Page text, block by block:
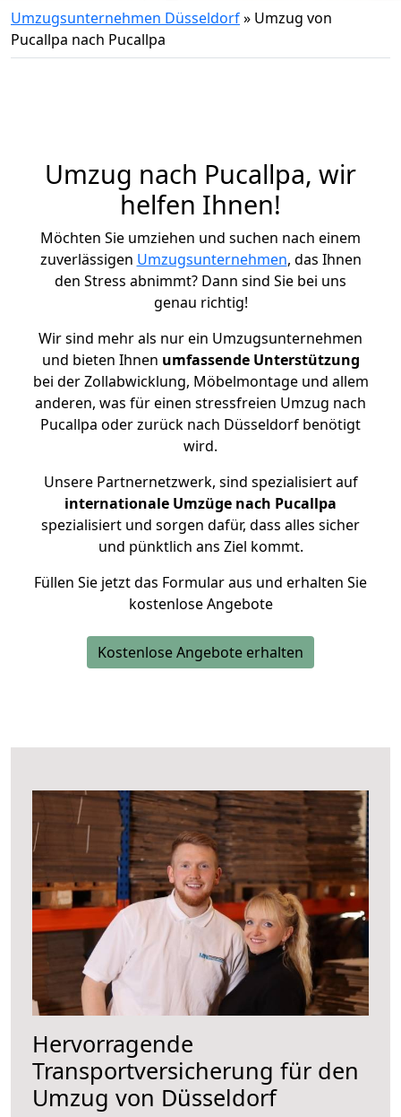
Umzugsunternehmen Düsseldorf» Umzug von
Pucallpa nach Pucallpa
Umzug nach Pucallpa, wir
helfen Ihnen!
Möchten Sie umziehen und suchen nach einem
zuverlässigen Umzugsunternehmen, das Ihnen
den Stress abnimmt? Dann sind Sie bei uns
genau richtig!
Wir sind mehr als nur ein Umzugsunternehmen
und bieten Ihnen umfassende Unterstützung
bei der Zollabwicklung, Möbelmontage und allem
anderen, was für einen stressfreien Umzug nach
Pucallpa oder zurück nach Düsseldorf benötigt
wird.
Unsere Partnernetzwerk, sind spezialisiert auf
internationale Umzüge nach Pucallpa
spezialisiert und sorgen dafür, dass alles sicher
und pünktlich ans Ziel kommt.
Füllen Sie jetzt das Formular aus und erhalten Sie
kostenlose Angebote
Kostenlose Angebote erhalten
Hervorragende
Transportversicherung für den
Umzug von Düsseldorf